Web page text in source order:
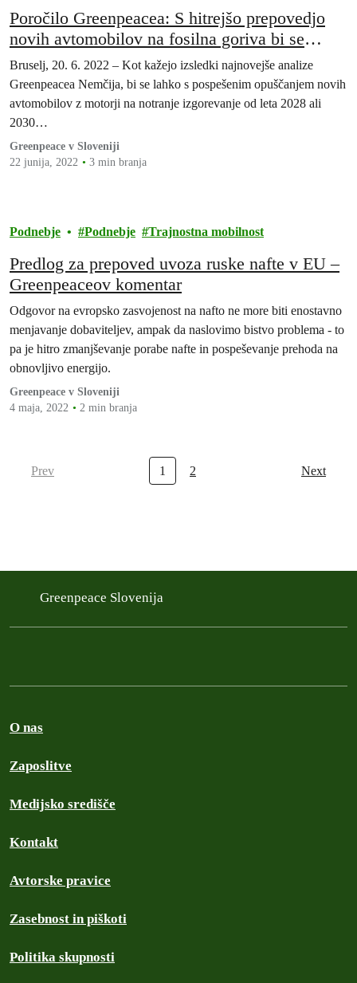
Poročilo Greenpeacea: S hitrejšo prepovedjo
novih avtomobilov na fosilna goriva bi se
povpraševanje po nafti v EU zmanjšalo za več
sto milijonov ton!
Bruselj, 20. 6. 2022 – Kot kažejo izsledki najnovejše analize
Greenpeacea Nemčija, bi se lahko s pospešenim opuščanjem novih
avtomobilov z motorji na notranje izgorevanje od leta 2028 ali
2030…
Greenpeace v Sloveniji
22 junija, 2022
3 min branja
Podnebje Podnebje Trajnostna mobilnost
Predlog za prepoved uvoza ruske nafte v EU –
Greenpeaceov komentar
Odgovor na evropsko zasvojenost na nafto ne more biti enostavno
menjavanje dobaviteljev, ampak da naslovimo bistvo problema - to
pa je hitro zmanjševanje porabe nafte in pospeševanje prehoda na
obnovljivo energijo.
Greenpeace v Sloveniji
4 maja, 2022
2 min branja
Prev 1 2 Next
Greenpeace Slovenija
O nas
Zaposlitve
Medijsko središče
Kontakt
Avtorske pravice
Zasebnost in piškoti
Politika skupnosti